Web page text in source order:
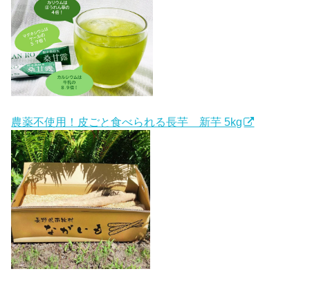
農薬不使用！皮ごと食べられる長芋 新芋 5kg